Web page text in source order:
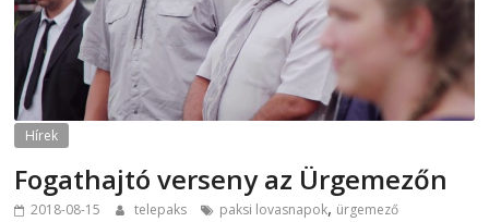
Hírek
Fogathajtó verseny az Ürgemezőn
2018-08-15 telepaks paksi lovasnapok, ürgemező